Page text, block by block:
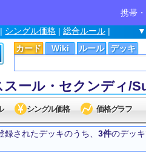
携帯
カード Wiki ルール デッキ
| シングル価格 | 総合ルール |
スール・セクンディ/
シングル価格 価格グラフ
録されたデッキのうち、 3件のデッ